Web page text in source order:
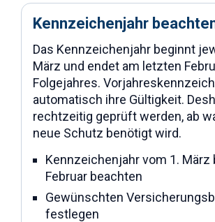
Kennzeichenjahr
Das Kennzeichenjahr beginnt
März und endet am letzten
Folgejahres.
automatisch ihre Gültigkeit.
rechtzeitig geprüft werden, ab
neue Schutz benötigt wird.
Kennzeichenjahr vom 1. März
Februar beachten
Gewünschten
festlegen